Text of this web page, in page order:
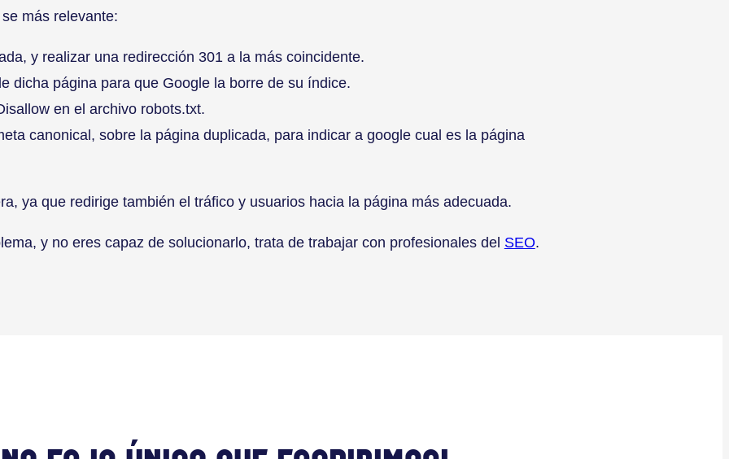
más relevante:
y realizar una redirección 301 a la más coincidente.
dicha página para que Google la borre de su índice.
en el archivo robots.txt.
canonical, sobre la página duplicada, para indicar a google cual es la página
ya que redirige también el tráfico y usuarios hacia la página más adecuada.
y no eres capaz de solucionarlo, trata de trabajar con profesionales del SEO.